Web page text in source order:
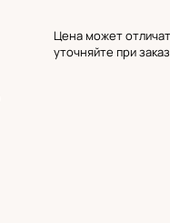
Цена может
уточняйте при